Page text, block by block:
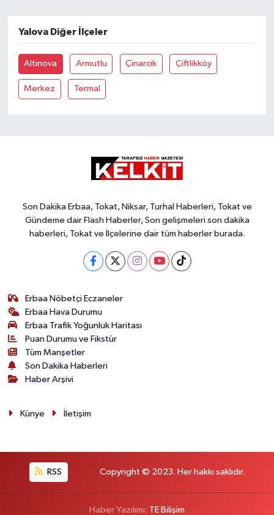
Yalova Diğer İlçeler
Altinova Armutlu Çinarcik Çiftlikköy
Merkez Termal
Son Dakika Erbaa, Tokat, Niksar, Turhal Haberleri, Tokat ve
Gündeme dair Flash Haberler, Son gelişmeleri son dakika
haberleri, Tokat ve İlçelerine dair tüm haberler burada.
Erbaa Nöbetçi Eczaneler
Erbaa Hava Durumu
Erbaa Trafik Yoğunluk Haritası
Puan Durumu ve Fikstür
Tüm Manşetler
Son Dakika Haberleri
Haber Arşivi
Künye İletişim
RSS Copyright © 2023. Her hakkı saklıdır.
Haber Yazılımı: TE Bilişim